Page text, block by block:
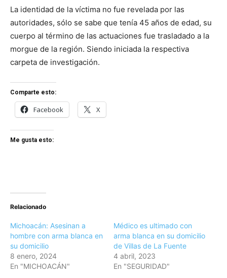
La identidad de la víctima no fue revelada por las
autoridades, sólo se sabe que tenía 45 años de edad, su
cuerpo al término de las actuaciones fue trasladado a la
morgue de la región. Siendo iniciada la respectiva
carpeta de investigación.
Comparte esto:
Facebook X
Me gusta esto:
Relacionado
Michoacán: Asesinan a
hombre con arma blanca en
su domicilio
8 enero, 2024
En "MICHOACÁN"
Médico es ultimado con
arma blanca en su domicilio
de Villas de La Fuente
4 abril, 2023
En "SEGURIDAD"